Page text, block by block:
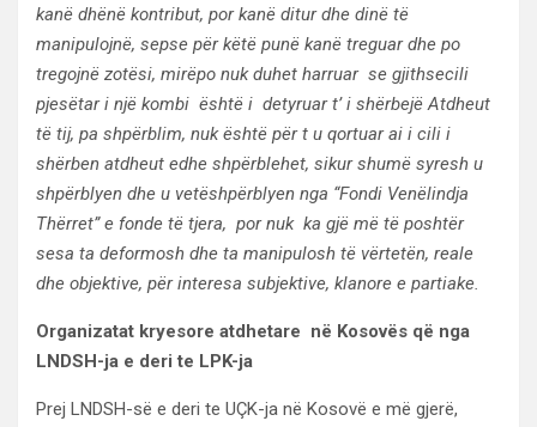
kanë dhënë kontribut, por kanë ditur dhe dinë të
manipulojnë, sepse për këtë punë kanë treguar dhe po
tregojnë zotësi, mirëpo nuk duhet harruar se gjithsecili
pjesëtar i një kombi është i detyruar t’ i shërbejë Atdheut
të tij, pa shpërblim, nuk është për t u qortuar ai i cili i
shërben atdheut edhe shpërblehet, sikur shumë syresh u
shpërblyen dhe u vetëshpërblyen nga “Fondi Venëlindja
Thërret” e fonde të tjera, por nuk ka gjë më të poshtër
sesa ta deformosh dhe ta manipulosh të vërtetën, reale
dhe objektive, për interesa subjektive, klanore e partiake.
Organizatat kryesore atdhetare në Kosovës që nga
LNDSH-ja e deri te LPK-ja
Prej LNDSH-së e deri te UÇK-ja në Kosovë e më gjerë,